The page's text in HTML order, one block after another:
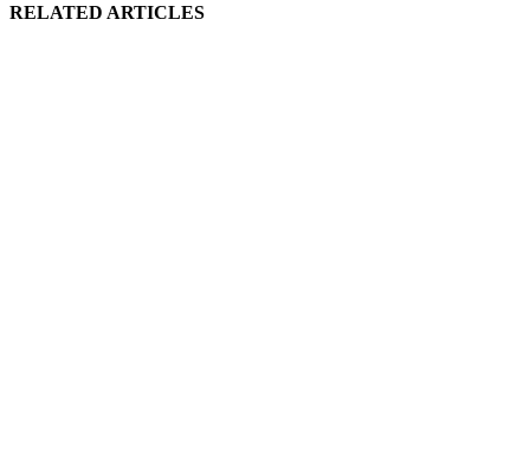
RELATED ARTICLES